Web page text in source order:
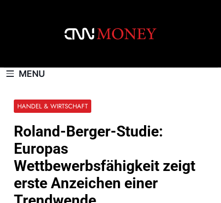
MENU
HANDEL & WIRTSCHAFT
Roland-Berger-Studie:
Europas
Wettbewerbsfähigkeit zeigt
erste Anzeichen einer